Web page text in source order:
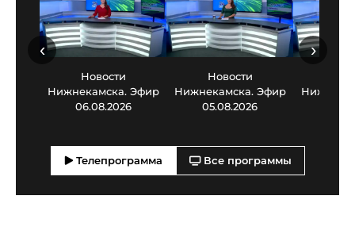
Новости
Нижнекамска. Эфир
06.08.2026
Новости
Нижнекамска. Эфир
05.08.2026
‹ ›
Телепрограмма Все программы